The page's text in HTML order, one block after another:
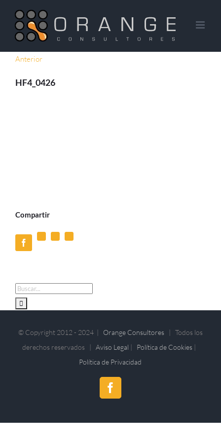
contenido
Anterior
HF4_0426
Compartir
Facebook
X PinterestCorreo
Buscar:
© Copyright 2012 - 2024 | Orange Consultores| Todos los
derechos reservados | Aviso Legal | Política de Cookies|
Política de Privacidad
Facebook